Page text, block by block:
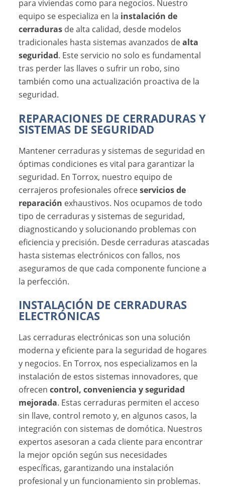
para viviendas como para negocios. Nuestro
equipo se especializa en la instalación de
cerraduras de alta calidad, desde modelos
tradicionales hasta sistemas avanzados dealta
seguridad. Este servicio no solo es fundamental
tras perder las llaves o sufrir un robo, sino
también como una actualización proactiva de la
seguridad.
REPARACIONES DE CERRADURAS Y
SISTEMAS DE SEGURIDAD
Mantener cerraduras y sistemas de seguridad en
óptimas condiciones es vital para garantizar la
seguridad. En Torrox, nuestro equipo de
cerrajeros profesionales ofreceservicios de
reparación exhaustivos. Nos ocupamos de todo
tipo de cerraduras y sistemas de seguridad,
diagnosticando y solucionando problemas con
eficiencia y precisión. Desde cerraduras atascadas
hasta sistemas electrónicos con fallos, nos
aseguramos de que cada componente funcione a
la perfección.
INSTALACIÓN DE CERRADURAS
ELECTRÓNICAS
Las cerraduras electrónicas son una solución
moderna y eficiente para la seguridad de hogares
y negocios. En Torrox, nos especializamos en la
instalación de estos sistemas innovadores, que
ofrecencontrol, conveniencia y seguridad
mejorada. Estas cerraduras permiten el acceso
sin llave, control remoto y, en algunos casos, la
integración con sistemas de domótica. Nuestros
expertos asesoran a cada cliente para encontrar
la mejor opción según sus necesidades
específicas, garantizando una instalación
profesional y un funcionamiento sin problemas.